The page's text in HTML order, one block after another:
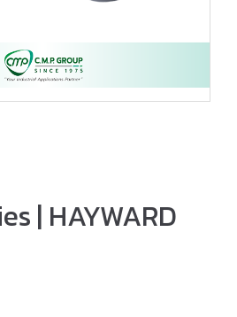
| HAYWARD